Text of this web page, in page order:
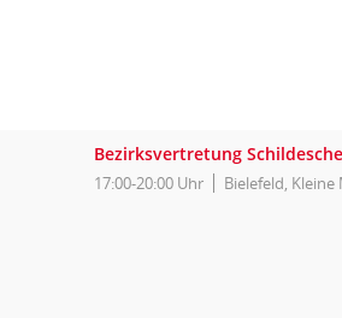
Bezirksvertretung Schildesche
17:00-20:00 Uhr Bielefeld,